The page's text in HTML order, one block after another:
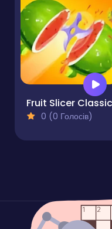
Fruit Slicer Classic
0 (0 Голосів)